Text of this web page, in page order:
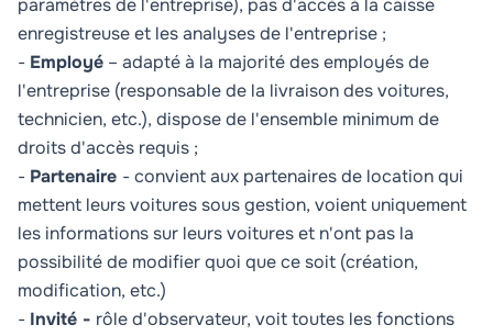
paramètres de l'entreprise), pas d'accès à la caisse
enregistreuse et les analyses de l'entreprise ;
- Employé – adapté à la majorité des employés de
l'entreprise (responsable de la livraison des voitures,
technicien, etc.), dispose de l'ensemble minimum de
droits d'accès requis ;
- Partenaire - convient aux partenaires de location qui
mettent leurs voitures sous gestion, voient uniquement
les informations sur leurs voitures et n'ont pas la
possibilité de modifier quoi que ce soit (création,
modification, etc.)
- Invité - rôle d'observateur, voit toutes les fonctions